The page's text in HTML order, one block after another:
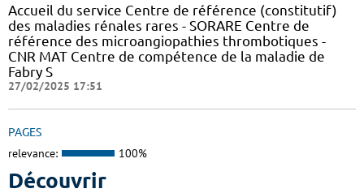
Accueil du service Centre de référence (constitutif)
des maladies rénales rares - SORARE Centre de
référence des microangiopathies thrombotiques -
CNR MAT Centre de compétence de la maladie de
Fabry S
27/02/2025 17:51
PAGES
relevance: 100%
Découvrir